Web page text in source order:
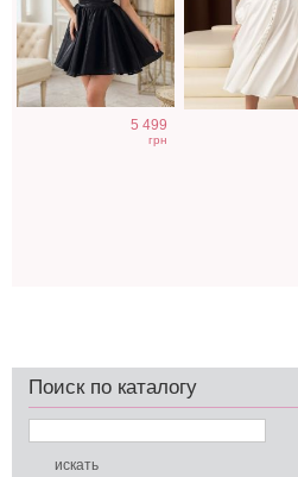
5 499
грн
Поиск по каталогу